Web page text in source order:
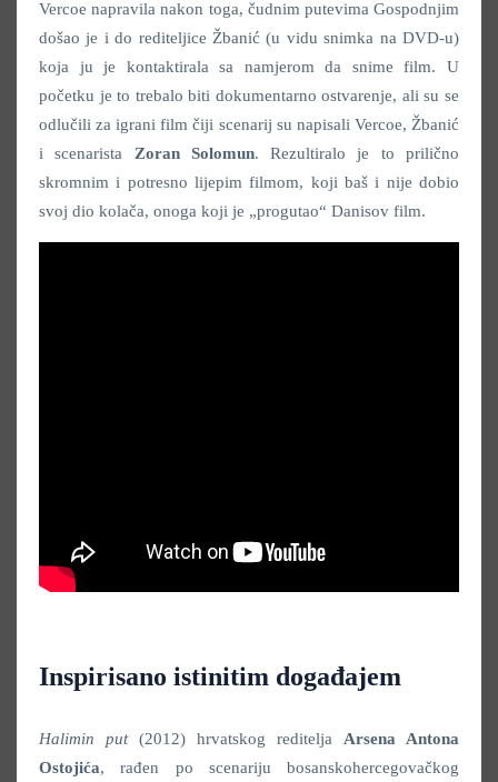
Vercoe napravila nakon toga, čudnim putevima Gospodnjim
došao je i do rediteljice Žbanić (u vidu snimka na DVD-u)
koja ju je kontaktirala sa namjerom da snime film. U
početku je to trebalo biti dokumentarno ostvarenje, ali su se
odlučili za igrani film čiji scenarij su napisali Vercoe, Žbanić
i scenarista Zoran Solomun. Rezultiralo je to prilično
skromnim i potresno lijepim filmom, koji baš i nije dobio
svoj dio kolača, onoga koji je „progutao“ Danisov film.
Inspirisano istinitim događajem
Halimin put(2012) hrvatskog reditelja Arsena Antona
Ostojića, rađen po scenariju bosanskohercegovačkog